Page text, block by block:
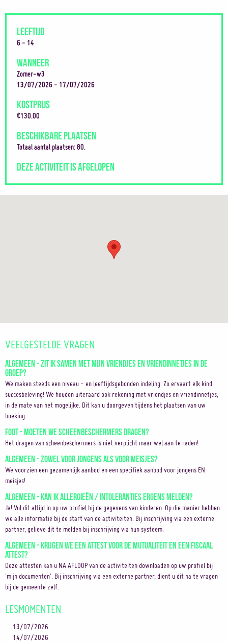
LEEFTIJD
6 - 14
WANNEER
Zomer-w3
13/07/2026 - 17/07/2026
KOSTPRIJS
€130.00
BESCHIKBARE PLAATSEN
Totaal aantal plaatsen: 80.
DEZE ACTIVITEIT IS AFGELOPEN
VEELGESTELDE VRAGEN
Algemeen - Zit ik samen met mijn vriendjes en vriendinnetjes in de
groep?
We maken steeds een niveau - en leeftijdsgebonden indeling. Zo ervaart elk kind
succesbeleving! We houden uiteraard ook rekening met vriendjes en vriendinnetjes,
in de mate van het mogelijke. Dit kan u doorgeven tijdens het plaatsen van uw
boeking.
Foot - Moeten we scheenbeschermers dragen?
Het dragen van scheenbeschermers is niet verplicht maar wel aan te raden!
Algemeen - Zowel voor jongens als voor meisjes?
We voorzien een gezamenlijk aanbod en een specifiek aanbod voor jongens EN
meisjes!
Algemeen - Kan ik allergieën / intoleranties ergens melden?
Ja! Vul dit altijd in op uw profiel bij de gegevens van kinderen. Op die manier hebben
we alle informatie bij de start van de activiteiten. Bij inschrijving via een externe
partner, gelieve dit te melden bij inschrijving via hun systeem.
Algemeen - Krijgen we een attest voor de mutualiteit en een fiscaal
attest?
Deze attesten kan u NA AFLOOP van de activiteiten downloaden op uw profiel bij
'mijn documenten'. Bij inschrijving via een externe partner, dient u dit na te vragen
bij de gemeente zelf.
LESMOMENTEN
13/07/2026
14/07/2026